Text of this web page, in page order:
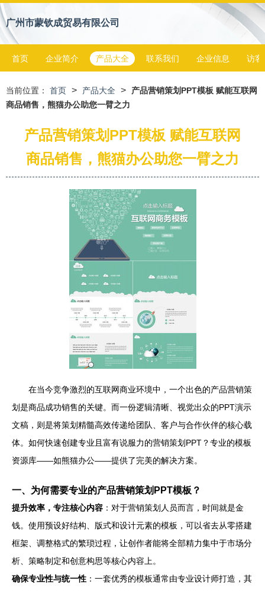
广州市蒙钦成贸易有限公司
首页 企业简介 产品大全 联系我们 企业信息 访客
当前位置： 首页 > 产品大全 >
产品营销策划PPT模板 赋能互联网
商品销售，熊猫办公助您一臂之力
产品营销策划PPT模板 赋能互联网
商品销售，熊猫办公助您一臂之力
在当今竞争激烈的互联网商业环境中，一个出色的产品营销策
划是商品成功销售的关键。而一份逻辑清晰、视觉出众的PPT演示
文稿，则是将策划精髓高效传递给团队、客户与合作伙伴的核心载
体。如何快速创建专业且富有说服力的营销策划PPT？专业的模板
资源库——如熊猫办公——提供了完美的解决方案。
一、为何需要专业的产品营销策划PPT模板？
提升效率，专注核心内容 ：对于营销策划人员而言，时间就是金
钱。使用预设好结构、版式和设计元素的模板，可以省去从零搭建
框架、调整格式的繁琐过程，让创作者能将全部精力集中于市场分
析、策略制定和创意构思等核心内容上。
确保专业性与统一性 ：一套优秀的模板通常由专业设计师打造，其